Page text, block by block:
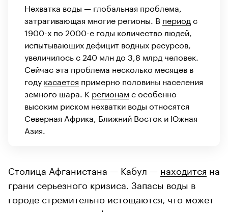
Нехватка воды — глобальная проблема,
затрагивающая многие регионы. В период с
1900-х по 2000-е годы количество людей,
испытывающих дефицит водных ресурсов,
увеличилось с 240 млн до 3,8 млрд человек.
Сейчас эта проблема несколько месяцев в
году касается примерно половины населения
земного шара. К регионам с особенно
высоким риском нехватки воды относятся
Северная Африка, Ближний Восток и Южная
Азия.
Столица Афганистана — Кабул — находится на
грани серьезного кризиса. Запасы воды в
городе стремительно истощаются, что может